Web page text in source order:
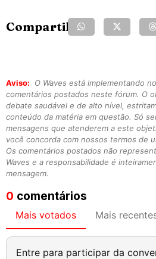
Compartilhe:
Aviso:
O Waves está implementando
comentários postados neste fórum. O
debate saudável e de alto nível,
conteúdo da matéria em questão. Só
mensagens que atenderem a este
você concorda com nossos termos de
Os comentários postados não
Waves e a responsabilidade é
mensagem.
0 comentários
Mais votados Mais
Entre para participar da